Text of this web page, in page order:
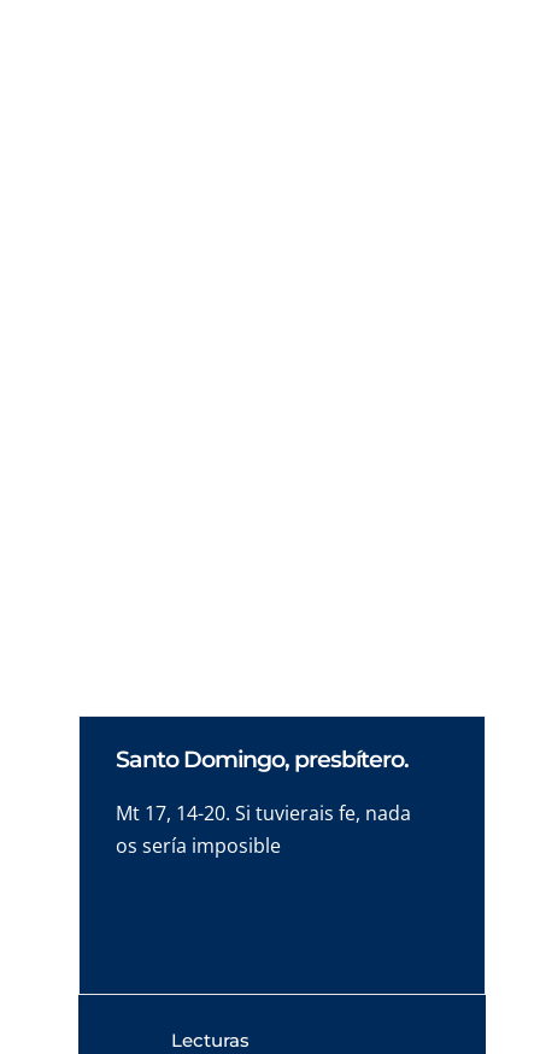
Santo Domingo, presbítero.
Mt 17, 14-20. Si tuvierais fe, nada
os sería imposible
Lecturas